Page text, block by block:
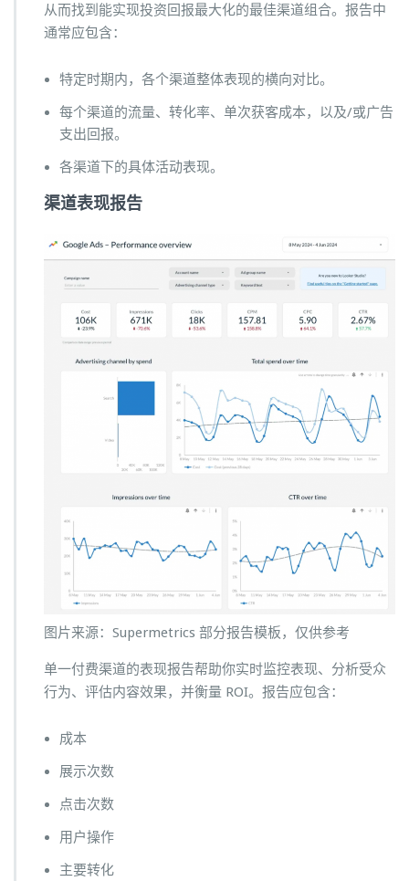
从而找到能实现投资回报最大化的最佳渠道组合。报告中
通常应包含：
特定时期内，各个渠道整体表现的横向对比。
每个渠道的流量、转化率、单次获客成本，以及/或广告
支出回报。
各渠道下的具体活动表现。
渠道表现报告
图片来源：Supermetrics 部分报告模板，仅供参考
单一付费渠道的表现报告帮助你实时监控表现、分析受众
行为、评估内容效果，并衡量 ROI。报告应包含：
成本
展示次数
点击次数
用户操作
主要转化